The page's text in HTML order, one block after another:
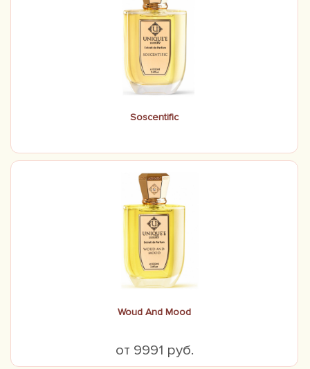
Soscentific
Woud And Mood
от 9991 руб.